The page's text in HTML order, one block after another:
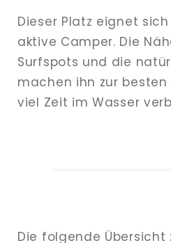
Dieser Platz eignet
aktive Camper. Die
Surfspots und die
machen ihn zur
viel Zeit im Wasser
Die folgende